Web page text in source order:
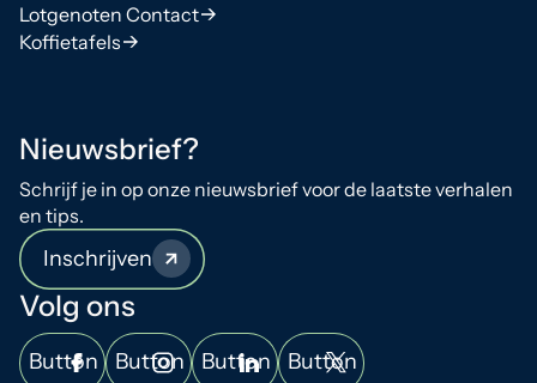
Lotgenoten Contact
Koffietafels
Nieuwsbrief?
Schrijf je in op onze nieuwsbrief voor de laatste verhalen
en tips.
Inschrijven
Volg ons
Button Button Button Button